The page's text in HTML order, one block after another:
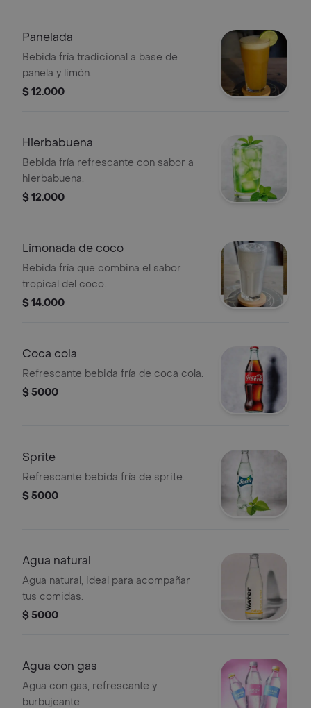
Panelada
Bebida fría tradicional a base de
panela y limón.
$ 12.000
Hierbabuena
Bebida fría refrescante con sabor a
hierbabuena.
$ 12.000
Limonada de coco
Bebida fría que combina el sabor
tropical del coco.
$ 14.000
Coca cola
Refrescante bebida fría de coca cola.
$ 5000
Sprite
Refrescante bebida fría de sprite.
$ 5000
Agua natural
Agua natural, ideal para acompañar
tus comidas.
$ 5000
Agua con gas
Agua con gas, refrescante y
burbujeante.